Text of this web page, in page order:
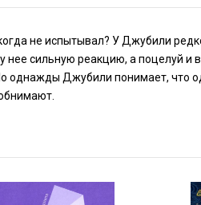
не испытывал? У Джубили
сильную реакцию, а поцелуй и
однажды Джубили понимает, что